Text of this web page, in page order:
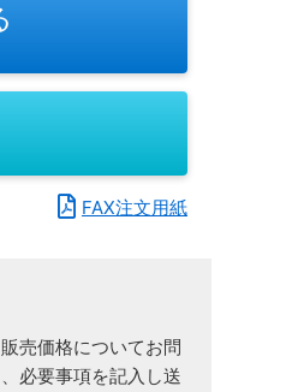
FAX注文用紙
売価格についてお問
必要事項を記入し送